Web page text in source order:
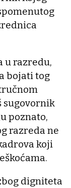
u razredu,
bojati tog
sugovornik
poznato,
razreda ne
koji
digniteta